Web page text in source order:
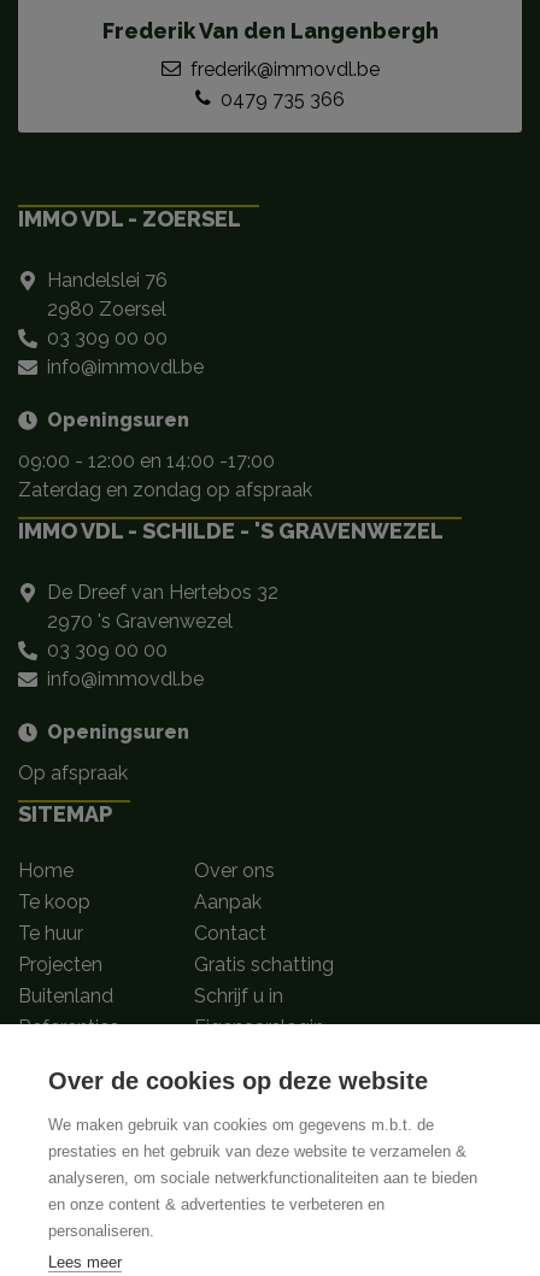
Frederik Van den Langenbergh
frederik@immovdl.be
0479 735 366
IMMO VDL - ZOERSEL
Handelslei 76
2980 Zoersel
03 309 00 00
info@immovdl.be
Openingsuren
09:00 - 12:00 en 14:00 -17:00
Zaterdag en zondag op afspraak
IMMO VDL - SCHILDE - 'S GRAVENWEZEL
De Dreef van Hertebos 32
2970 's Gravenwezel
03 309 00 00
info@immovdl.be
Openingsuren
Op afspraak
SITEMAP
Home
Te koop
Te huur
Projecten
Buitenland
Referenties
Over ons
Aanpak
Contact
Gratis schatting
Schrijf u in
Eigenaarslogin
Volg ons op
BIV-Erkende vastgoedmakelaar-bemiddelaars in België met BIV nummers
502.673, 504.001 en 508.721 | Toezichthoudende authoriteit:
Beroepsinstituut van Vastgoedmakelaars, Luxenburgstraat 16B, 1000
Brussel | Onderworpen aan de
Over de cookies op deze website
We maken gebruik van cookies om gegevens m.b.t. de
prestaties en het gebruik van deze website te verzamelen &
analyseren, om sociale netwerkfunctionaliteiten aan te bieden
en onze content & advertenties te verbeteren en
personaliseren.
Lees meer